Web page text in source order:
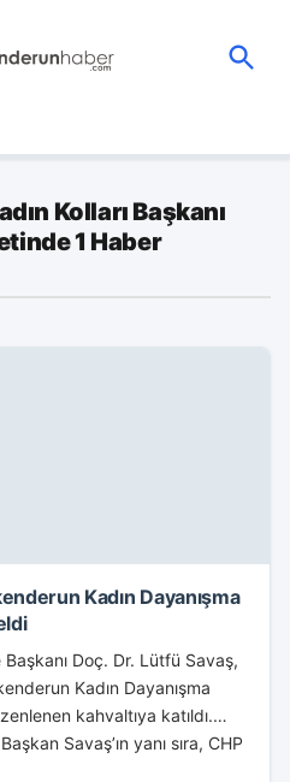
Kolları Başkanı
1 Haber
Kadın Dayanışma
Doç. Dr. Lütfü Savaş,
Kadın Dayanışma
kahvaltıya katıldı.
Savaş’ın yanı sıra, CHP